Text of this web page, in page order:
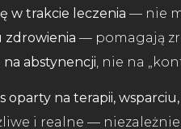
w trakcie leczenia — nie
zdrowienia — pomagają
na abstynencji, nie na
oparty na terapii,
i realne —